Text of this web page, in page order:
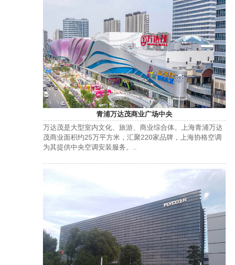
青浦万达茂商业广场中央
万达茂是大型室内文化、旅游、商业综合体。上海青浦万达
茂商业面积约25万平方米，汇聚220家品牌，上海协格空调
为其提供中央空调安装服务。..